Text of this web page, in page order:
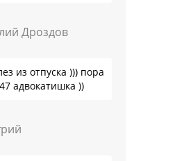
Дроздов
из отпуска ))) пора
адвокатишка ))